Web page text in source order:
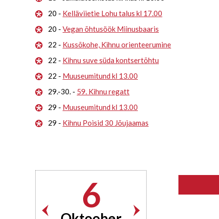
20 - Kelläviietie Lohu talus kl 17.00
20 - Vegan õhtusöök Miinusbaaris
22 - Kussõkohe, Kihnu orienteerumine
22 - Kihnu suve süda kontsertõhtu
22 - Muuseumitund kl 13.00
29.-30. - 59. Kihnu regatt
29 - Muuseumitund kl 13.00
29 - Kihnu Poisid 30 Jõujaamas
6